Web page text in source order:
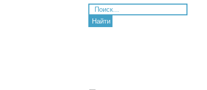
Найти